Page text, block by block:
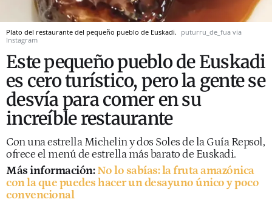
Plato del restaurante del pequeño pueblo de Euskadi. puturru_de_fua via
Instagram
Este pequeño pueblo de Euskadi
es cero turístico, pero la gente se
desvía para comer en su
increíble restaurante
Con una estrella Michelin y dos Soles de la Guía Repsol,
ofrece el menú de estrella más barato de Euskadi.
Más información:No lo sabías: la fruta amazónica
con la que puedes hacer un desayuno único y poco
convencional